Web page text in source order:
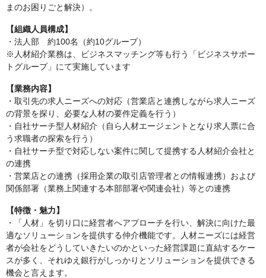
まのお困りごと解決）。
【組織人員構成】
・法人部 約100名（約10グループ）
※人材紹介業務は、ビジネスマッチング等も行う「ビジネスサポー
トグループ」にて実施しています
【業務内容】
・取引先の求人ニーズへの対応（営業店と連携しながら求人ニーズ
の背景を探り、必要な人材の要件定義を行う）
・自社サーチ型人材紹介（自ら人材エージェントとなり求人票に合
う求職者の探索を行う）
・自社サーチ型で対応しない案件に関して提携する人材紹介会社と
の連携
・営業店との連携（採用企業の取引店管理者との情報連携）および
関係部署（業務上関連する本部部署や関連会社）等との連携
【特徴・魅力】
・「人材」を切り口に経営者へアプローチを行い、解決に向けた最
適なソリューションを提供する仲介機能です。人材ニーズには経営
者が会社をどうしていきたいのかといった経営課題に直結するケー
スが多く、それゆえ銀行がしっかりとソリューションを提供できる
機会と言えます。